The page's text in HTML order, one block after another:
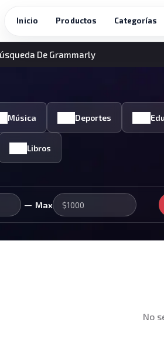
Inicio Productos Categorías
De Grammarly
Música Deportes
Libros
— Max
No